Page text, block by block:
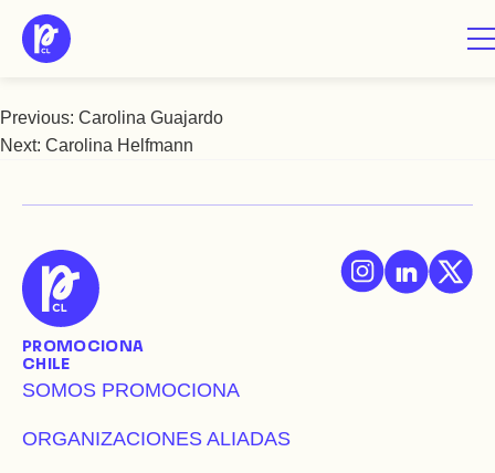
Saltar
Carolina Gómez
Navegación
entradas
Previous: Carolina Guajardo
Next: Carolina Helfmann
PROMOCIONA
CHILE
SOMOS PROMOCIONA
ORGANIZACIONES ALIADAS